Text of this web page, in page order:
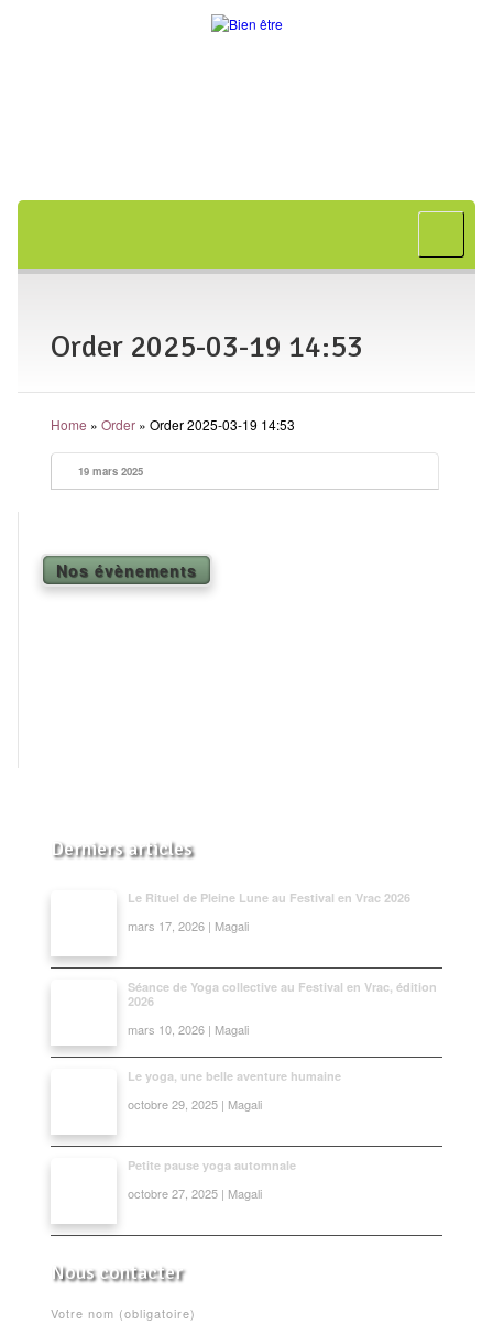
Shiatsu
L’art japonais
Séances
En entreprise
Yoga
L’état optimal
Order 2025-03-19 14:53
Home » Order» Order 2025-03-19 14:53
19 mars 2025
Nos évènements
Derniers articles
Le Rituel de Pleine Lune au Festival en Vrac 2026
mars 17, 2026 | Magali
Séance de Yoga collective au Festival en Vrac, édition
2026
mars 10, 2026 | Magali
Le yoga, une belle aventure humaine
octobre 29, 2025 | Magali
Petite pause yoga automnale
octobre 27, 2025 | Magali
Nous contacter
Votre nom (obligatoire)